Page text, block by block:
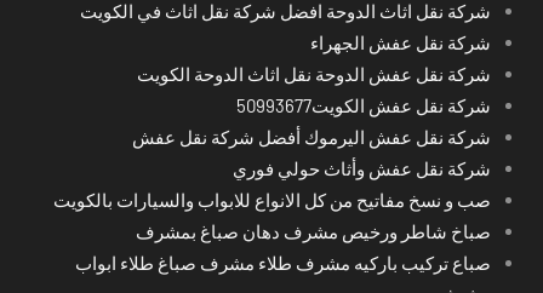
شركة نقل اثاث الدوحة افضل شركة نقل اثاث في الكويت
شركة نقل عفش الجهراء
شركة نقل عفش الدوحة نقل اثاث الدوحة الكويت
شركة نقل عفش الكويت50993677
شركة نقل عفش اليرموك أفضل شركة نقل عفش
شركة نقل عفش وأثاث حولي فوري
صب و نسخ مفاتيح من كل الانواع للابواب والسيارات بالكويت
صباخ شاطر ورخيص مشرف دهان صباغ بمشرف
صباع تركيب باركيه مشرف طلاء مشرف صباغ طلاء ابواب